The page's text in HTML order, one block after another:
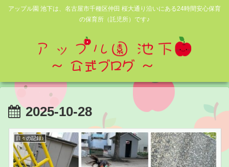
アップル園 池下は、名古屋市千種区仲田 桜大通り沿いにある24時間安心保育
の保育所（託児所）です♪
2025-10-28
日々の記録♪